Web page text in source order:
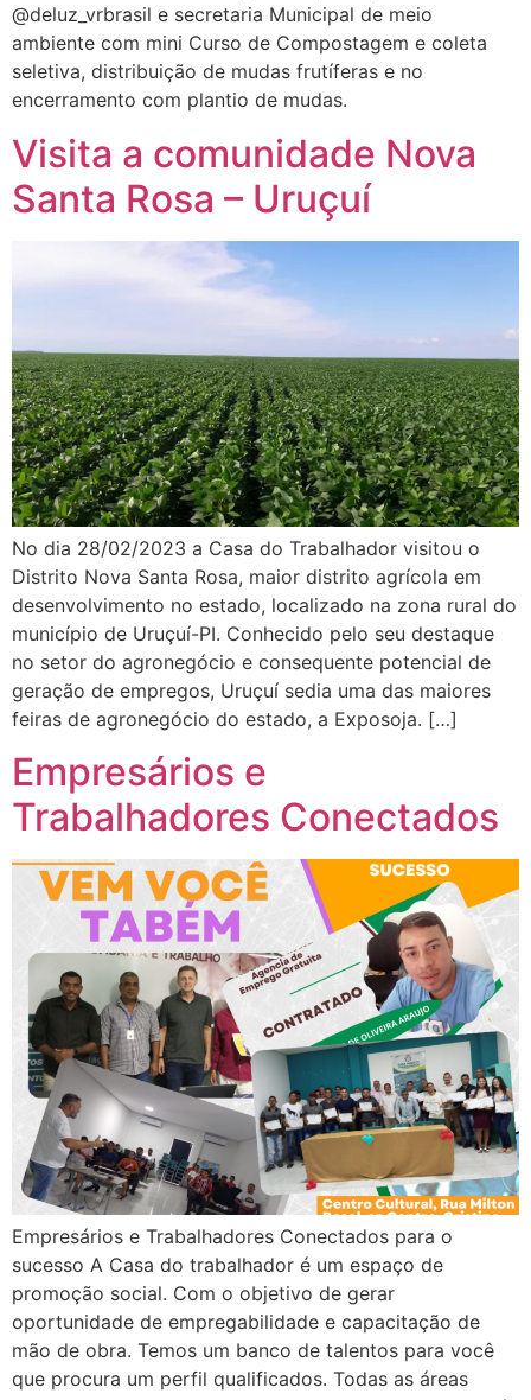
@deluz_vrbrasil e secretaria Municipal de meio
ambiente com mini Curso de Compostagem e coleta
seletiva, distribuição de mudas frutíferas e no
encerramento com plantio de mudas.
Visita a comunidade Nova
Santa Rosa – Uruçuí
No dia 28/02/2023 a Casa do Trabalhador visitou o
Distrito Nova Santa Rosa, maior distrito agrícola em
desenvolvimento no estado, localizado na zona rural do
município de Uruçuí-PI. Conhecido pelo seu destaque
no setor do agronegócio e consequente potencial de
geração de empregos, Uruçuí sedia uma das maiores
feiras de agronegócio do estado, a Exposoja. […]
Empresários e
Trabalhadores Conectados
Empresários e Trabalhadores Conectados para o
sucesso A Casa do trabalhador é um espaço de
promoção social. Com o objetivo de gerar
oportunidade de empregabilidade e capacitação de
mão de obra. Temos um banco de talentos para você
que procura um perfil qualificados. Todas as áreas